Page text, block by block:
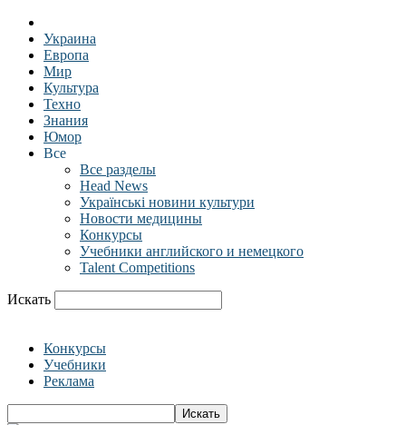
Украина
Европа
Мир
Культура
Техно
Знания
Юмор
Все
Все разделы
Head News
Українські новини культури
Новости медицины
Конкурсы
Учебники английского и немецкого
Talent Competitions
Искать
Конкурсы
Учебники
Реклама